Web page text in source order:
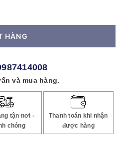
HÀNG
và mua hàng.
tận nơi -
chóng
Thanh toán khi nhận
được hàng